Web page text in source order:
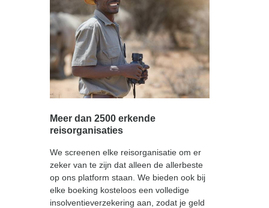
Meer dan 2500 erkende
reisorganisaties
We screenen elke reisorganisatie om er
zeker van te zijn dat alleen de allerbeste
op ons platform staan. We bieden ook bij
elke boeking kosteloos een volledige
insolventieverzekering aan, zodat je geld